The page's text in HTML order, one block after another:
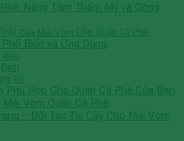
Nâng Tầm Thẩm Mỹ và Công
Của Mái Vòm Cho Quán Cà Phê
Biến và Ứng Dụng
Kéo
Trí
Phù Hợp Cho Quán Cà Phê Của Bạn
Mái Vòm Quán Cà Phê
– Đối Tác Tin Cậy Cho Mái Vòm